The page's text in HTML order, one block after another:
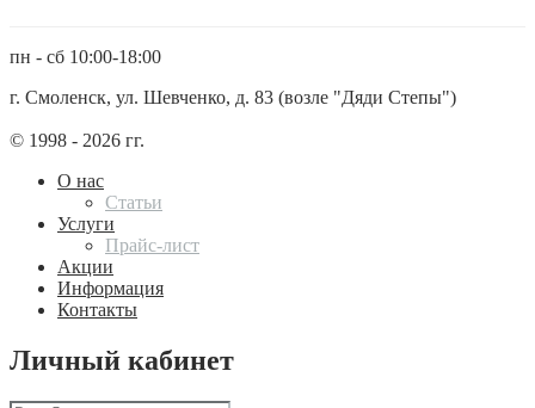
пн - сб 10:00-18:00
г. Смоленск, ул. Шевченко, д. 83 (возле "Дяди Степы")
© 1998 - 2026 гг.
О нас
Статьи
Услуги
Прайс-лист
Акции
Информация
Контакты
Личный кабинет